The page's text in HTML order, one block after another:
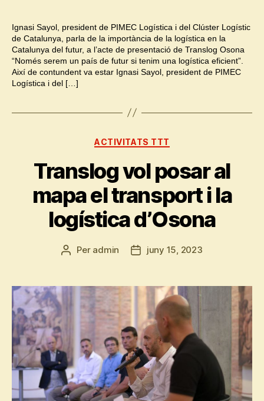
Ignasi Sayol, president de PIMEC Logística i del Clúster Logístic
de Catalunya, parla de la importància de la logística en la
Catalunya del futur, a l’acte de presentació de Translog Osona
“Només serem un país de futur si tenim una logística eficient”.
Així de contundent va estar Ignasi Sayol, president de PIMEC
Logística i del […]
Categories
ACTIVITATS TTT
Translog vol posar al
mapa el transport i la
logística d’Osona
Autor
Per admin
Datajuny 15, 2023